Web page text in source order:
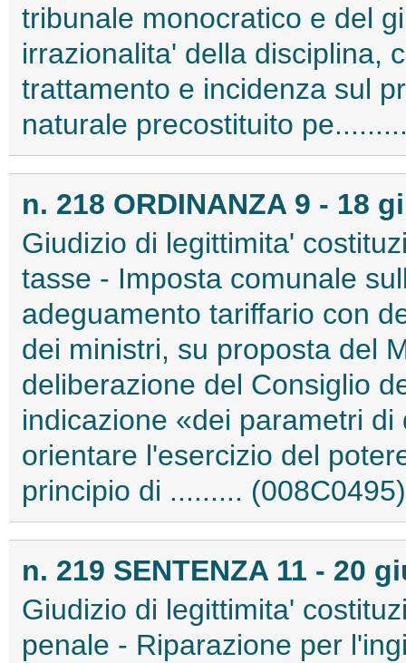
tribunale monocratico e del
irrazionalita' della disciplina,
trattamento e incidenza sul
naturale precostituito
n. 218 ORDINANZA 9 - 18
Giudizio di legittimita'
tasse - Imposta comunale
adeguamento tariffario con
dei ministri, su proposta del
deliberazione del Consiglio
indicazione «dei parametri
orientare l'esercizio del
principio di ......... (008C0495)
n. 219 SENTENZA 11 - 20
Giudizio di legittimita'
penale - Riparazione per